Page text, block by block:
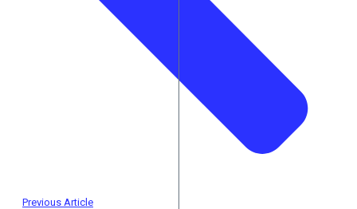
Previous Article